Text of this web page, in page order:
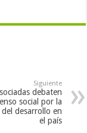
Siguiente
debaten
social por la
desarrollo en
el país